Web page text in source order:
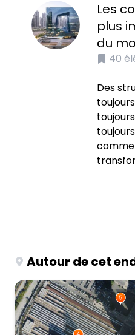
Les
plus
du
40
Des
Autour de cet